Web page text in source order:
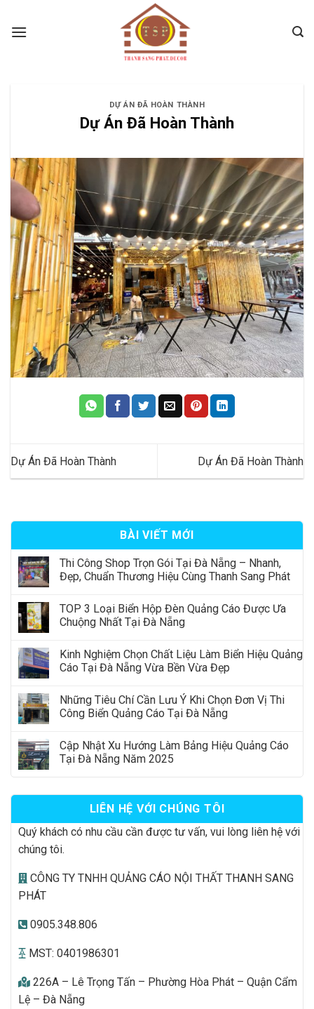
DỰ ÁN ĐÃ HOÀN THÀNH
Dự Án Đã Hoàn Thành
Dự Án Đã Hoàn Thành Dự Án Đã Hoàn Thành
BÀI VIẾT MỚI
Thi Công Shop Trọn Gói Tại Đà Nẵng – Nhanh,
Đẹp, Chuẩn Thương Hiệu Cùng Thanh Sang Phát
TOP 3 Loại Biển Hộp Đèn Quảng Cáo Được Ưa
Chuộng Nhất Tại Đà Nẵng
Kinh Nghiệm Chọn Chất Liệu Làm Biển Hiệu Quảng
Cáo Tại Đà Nẵng Vừa Bền Vừa Đẹp
Những Tiêu Chí Cần Lưu Ý Khi Chọn Đơn Vị Thi
Công Biển Quảng Cáo Tại Đà Nẵng
Cập Nhật Xu Hướng Làm Bảng Hiệu Quảng Cáo
Tại Đà Nẵng Năm 2025
LIÊN HỆ VỚI CHÚNG TÔI
Quý khách có nhu cầu cần được tư vấn, vui lòng liên hệ với
chúng tôi.
CÔNG TY TNHH QUẢNG CÁO NỘI THẤT THANH SANG
PHÁT
0905.348.806
MST: 0401986301
226A – Lê Trọng Tấn – Phường Hòa Phát – Quận Cẩm
Lệ – Đà Nẵng